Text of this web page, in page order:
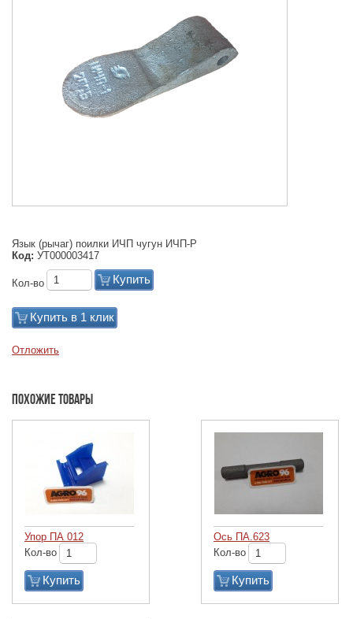
Язык (рычаг) поилки ИЧП чугун ИЧП-Р
Код: УТ000003417
Кол-во Купить
Купить в 1 клик
Отложить
Похожие товары
Упор ПА 012
Кол-во
Купить
Ось ПА.623
Кол-во
Купить